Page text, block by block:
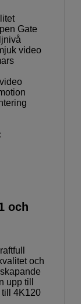
Gate
video
och
och
upp till
4K120